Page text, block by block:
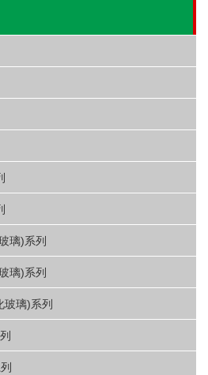
璃)系列
璃)系列
玻璃)系列